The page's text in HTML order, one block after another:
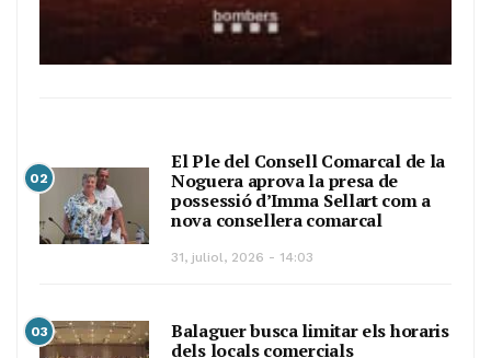
02
El Ple del Consell Comarcal de la
Noguera aprova la presa de
possessió d’Imma Sellart com a
nova consellera comarcal
31, juliol, 2026 - 14:03
03
Balaguer busca limitar els horaris
dels locals comercials